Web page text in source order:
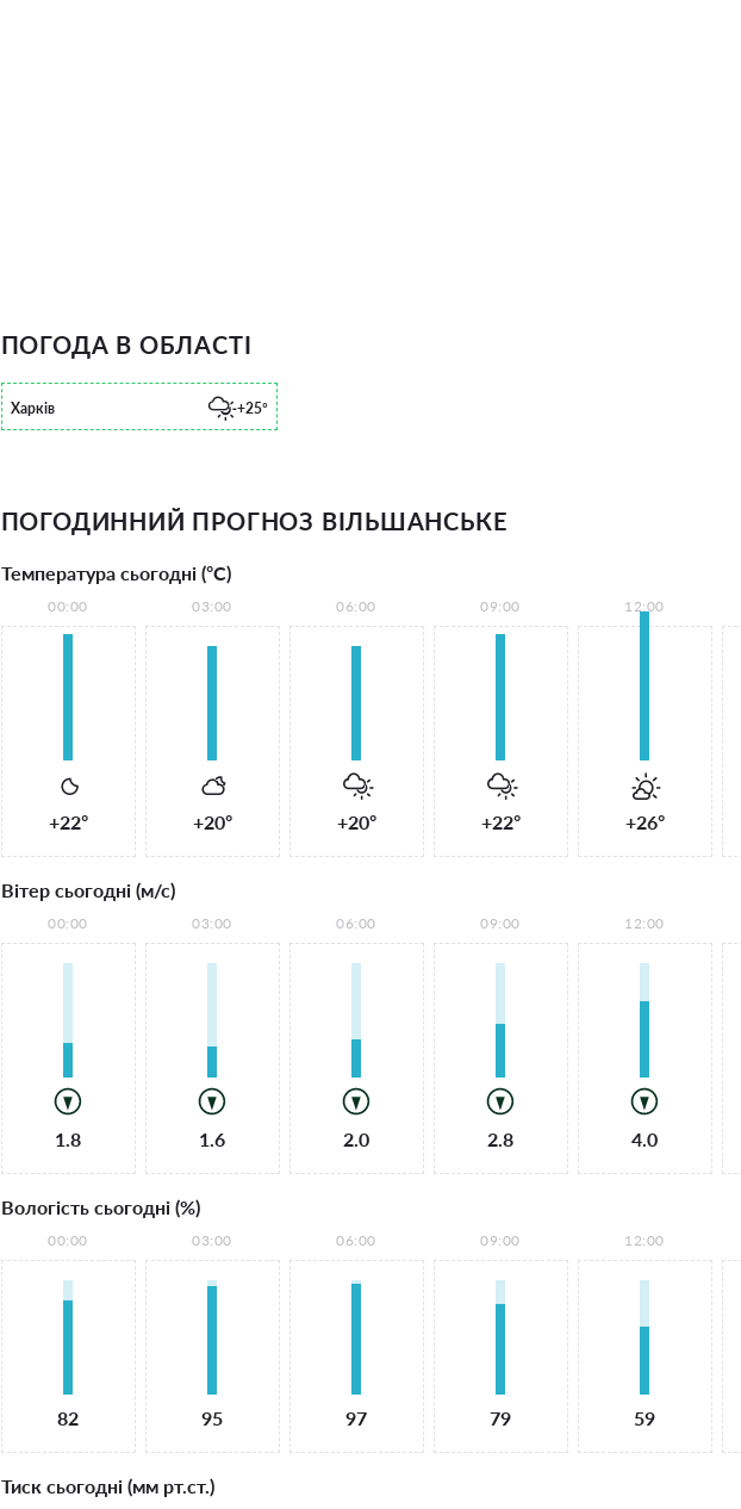
ПОГОДА В ОБЛАСТІ
Харків +25°
ПОГОДИННИЙ ПРОГНОЗ ВІЛЬШАНСЬКЕ
Температура сьогодні (°С)
00:00
+22°
03:00
+20°
06:00
+20°
09:00
+22°
12:00
+26°
Вітер сьогодні (м/с)
00:00
1.8
03:00
1.6
06:00
2.0
09:00
2.8
12:00
4.0
Вологість сьогодні (%)
00:00
82
03:00
95
06:00
97
09:00
79
12:00
59
Тиск сьогодні (мм рт.ст.)